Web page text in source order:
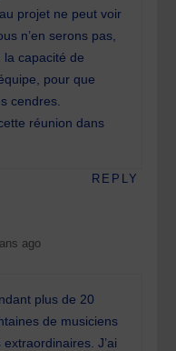
projet ne peut voir
n’en serons pas,
capacité de
pour que
cendres.
réunion dans
REPLY
ago
plus de 20
de musiciens
J’ai